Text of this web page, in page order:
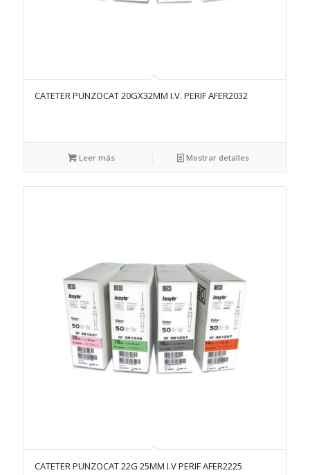
CATETER PUNZOCAT 20GX32MM I.V. PERIF AFER2032
Leer más Mostrar detalles
CATETER PUNZOCAT 22G 25MM I.V PERIF AFER2225